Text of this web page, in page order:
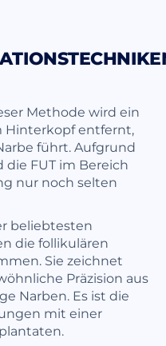
Methode wird ein
Hinterkopf entfernt,
führt. Aufgrund
die FUT im Bereich
nur noch selten
beliebtesten
die follikulären
Sie zeichnet
Präzision aus
Narben. Es ist die
mit einer